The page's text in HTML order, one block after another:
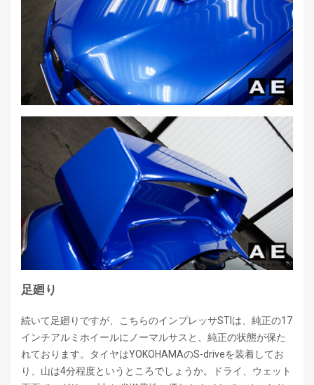
足廻り
続いて足廻りですが、こちらのインプレッサSTIは、純正の17
インチアルミホイールにノーマルサスと、純正の状態が保た
れております。タイヤはYOKOHAMAのS-driveを装着してお
り、山は4分程度というところでしょうか。ドライ、ウェット